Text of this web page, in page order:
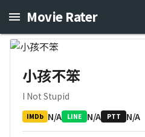
Movie Rater
小孩不笨
I Not Stupid
IMDb N/A LINE N/A PTT N/A